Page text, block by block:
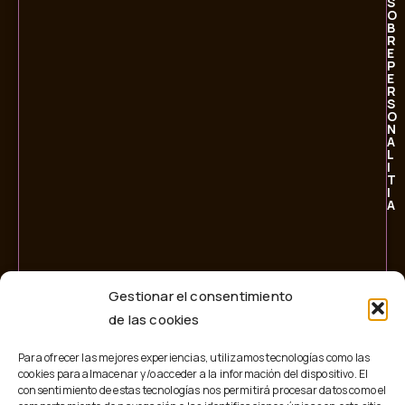
Gestionar el consentimiento
de las cookies
Para ofrecer las mejores experiencias, utilizamos tecnologías como las
cookies para almacenar y/o acceder a la información del dispositivo. El
consentimiento de estas tecnologías nos permitirá procesar datos como el
O
B
R
E
P
E
R
S
O
N
A
L
I
T
I
A